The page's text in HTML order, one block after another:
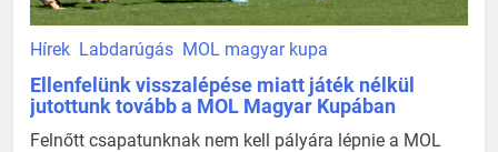
Hírek Labdarúgás MOL magyar kupa
Ellenfelünk visszalépése miatt játék nélkül
jutottunk tovább a MOL Magyar Kupában
Felnőtt csapatunknak nem kell pályára lépnie a MOL